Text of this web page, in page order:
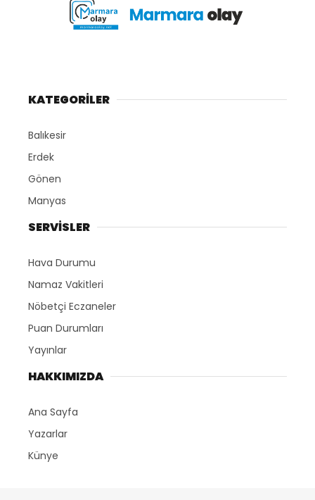
KATEGORİLER
Balıkesir
Erdek
Gönen
Manyas
SERVİSLER
Hava Durumu
Namaz Vakitleri
Nöbetçi Eczaneler
Puan Durumları
Yayınlar
HAKKIMIZDA
Ana Sayfa
Yazarlar
Künye